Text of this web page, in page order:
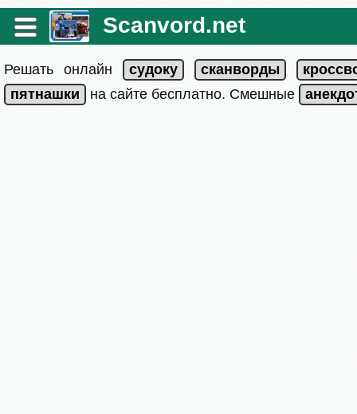
Scanvord.net
Решать онлайн
на сайте бесплатно. Смешные